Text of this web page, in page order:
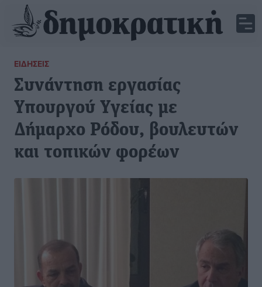
ΕΙΔΉΣΕΙΣ
Συνάντηση εργασίας
Υπουργού Υγείας με
Δήμαρχο Ρόδου, βουλευτών
και τοπικών φορέων